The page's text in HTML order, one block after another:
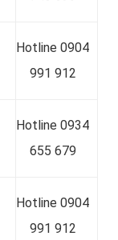
Hotline 0904
991 912
Hotline 0934
655 679
Hotline 0904
991 912